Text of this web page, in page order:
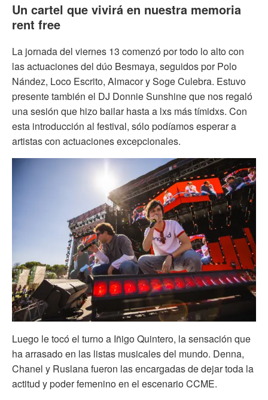
Un cartel que vivirá en nuestra memoria
rent free
La jornada del viernes 13 comenzó por todo lo alto con
las actuaciones del dúo Besmaya, seguidos por Polo
Nández, Loco Escrito, Almacor y Soge Culebra. Estuvo
presente también el DJ Donnie Sunshine que nos regaló
una sesión que hizo bailar hasta a lxs más tímidxs. Con
esta introducción al festival, sólo podíamos esperar a
artistas con actuaciones excepcionales.
Luego le tocó el turno a Iñigo Quintero, la sensación que
ha arrasado en las listas musicales del mundo. Denna,
Chanel y Ruslana fueron las encargadas de dejar toda la
actitud y poder femenino en el escenario CCME.